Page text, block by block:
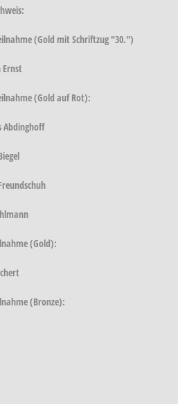
(Gold mit Schriftzug "30.")
Ernst
(Gold auf Rot):
Abdinghoff
(Gold):
(Bronze):